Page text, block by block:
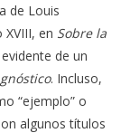
de Louis
en Sobre la
de un
. Incluso,
“ejemplo” o
algunos títulos